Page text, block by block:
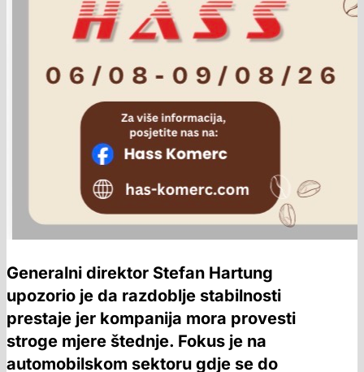
Generalni direktor Stefan Hartung
upozorio je da razdoblje stabilnosti
prestaje jer kompanija mora provesti
stroge mjere štednje. Fokus je na
automobilskom sektoru gdje se do